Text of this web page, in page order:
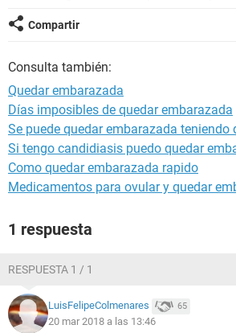
GLOSARIO
Compartir
Consulta también:
Quedar embarazada
Días imposibles de quedar embarazada
Se puede quedar embarazada teniendo
Si tengo candidiasis puedo quedar
Como quedar embarazada rapido
Medicamentos para ovular y quedar
1 respuesta
RESPUESTA 1 / 1
LuisFelipeColmenares 65
20 mar 2018 a las 13:46